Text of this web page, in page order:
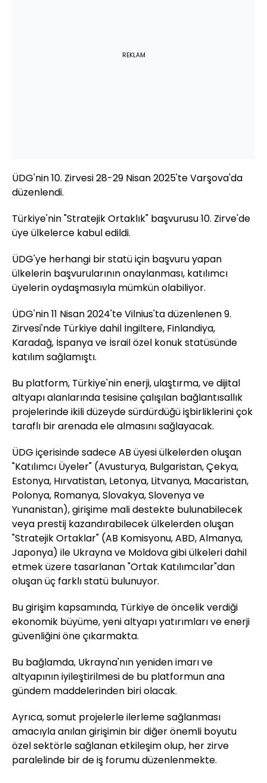
REKLAM
ÜDG'nin 10. Zirvesi 28-29 Nisan 2025'te Varşova'da
düzenlendi.
Türkiye'nin "Stratejik Ortaklık" başvurusu 10. Zirve'de
üye ülkelerce kabul edildi.
ÜDG'ye herhangi bir statü için başvuru yapan
ülkelerin başvurularının onaylanması, katılımcı
üyelerin oydaşmasıyla mümkün olabiliyor.
ÜDG'nin 11 Nisan 2024'te Vilnius'ta düzenlenen 9.
Zirvesi'nde Türkiye dahil İngiltere, Finlandiya,
Karadağ, İspanya ve İsrail özel konuk statüsünde
katılım sağlamıştı.
Bu platform, Türkiye'nin enerji, ulaştırma, ve dijital
altyapı alanlarında tesisine çalışılan bağlantısallık
projelerinde ikili düzeyde sürdürdüğü işbirliklerini çok
taraflı bir arenada ele almasını sağlayacak.
ÜDG içerisinde sadece AB üyesi ülkelerden oluşan
"Katılımcı Üyeler" (Avusturya, Bulgaristan, Çekya,
Estonya, Hırvatistan, Letonya, Litvanya, Macaristan,
Polonya, Romanya, Slovakya, Slovenya ve
Yunanistan), girişime mali destekte bulunabilecek
veya prestij kazandırabilecek ülkelerden oluşan
"Stratejik Ortaklar" (AB Komisyonu, ABD, Almanya,
Japonya) ile Ukrayna ve Moldova gibi ülkeleri dahil
etmek üzere tasarlanan "Ortak Katılımcılar"dan
oluşan üç farklı statü bulunuyor.
Bu girişim kapsamında, Türkiye de öncelik verdiği
ekonomik büyüme, yeni altyapı yatırımları ve enerji
güvenliğini öne çıkarmakta.
Bu bağlamda, Ukrayna'nın yeniden imarı ve
altyapının iyileştirilmesi de bu platformun ana
gündem maddelerinden biri olacak.
Ayrıca, somut projelerle ilerleme sağlanması
amacıyla anılan girişimin bir diğer önemli boyutu
özel sektörle sağlanan etkileşim olup, her zirve
paralelinde bir de iş forumu düzenlenmekte.